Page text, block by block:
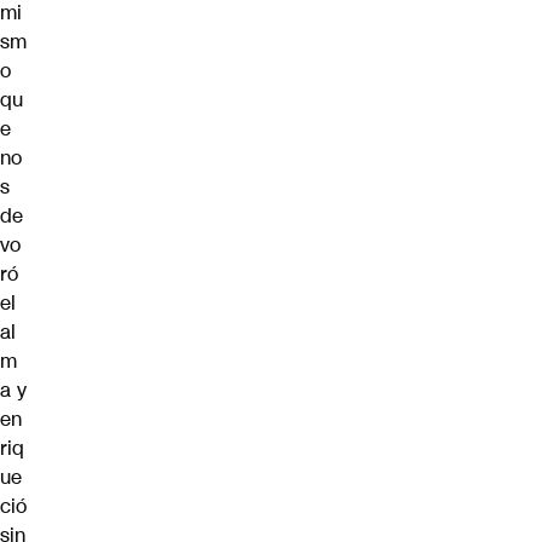
mi
sm
o
qu
e
no
s
de
vo
ró
el
al
m
a y
en
riq
ue
ció
sin